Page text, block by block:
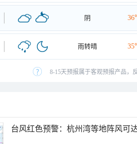
阴
雨转晴
8-15天预报属于客观预报产品，
台风红色预警：杭州湾等地阵风可